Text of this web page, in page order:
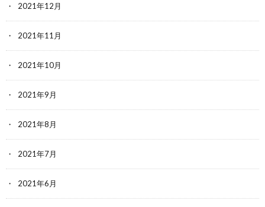
2021年12月
2021年11月
2021年10月
2021年9月
2021年8月
2021年7月
2021年6月